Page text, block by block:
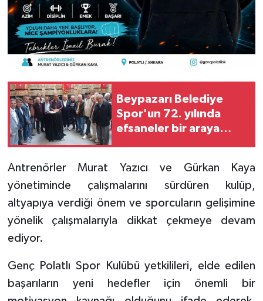
Beypazarı Belediye
Spor'un 72. yılında
efsaneler bir araya
Antrenörler Murat Yazıcı ve Gürkan Kaya
yönetiminde çalışmalarını sürdüren kulüp,
altyapıya verdiği önem ve sporcuların gelişimine
yönelik çalışmalarıyla dikkat çekmeye devam
ediyor.
Genç Polatlı Spor Kulübü yetkilileri, elde edilen
başarıların yeni hedefler için önemli bir